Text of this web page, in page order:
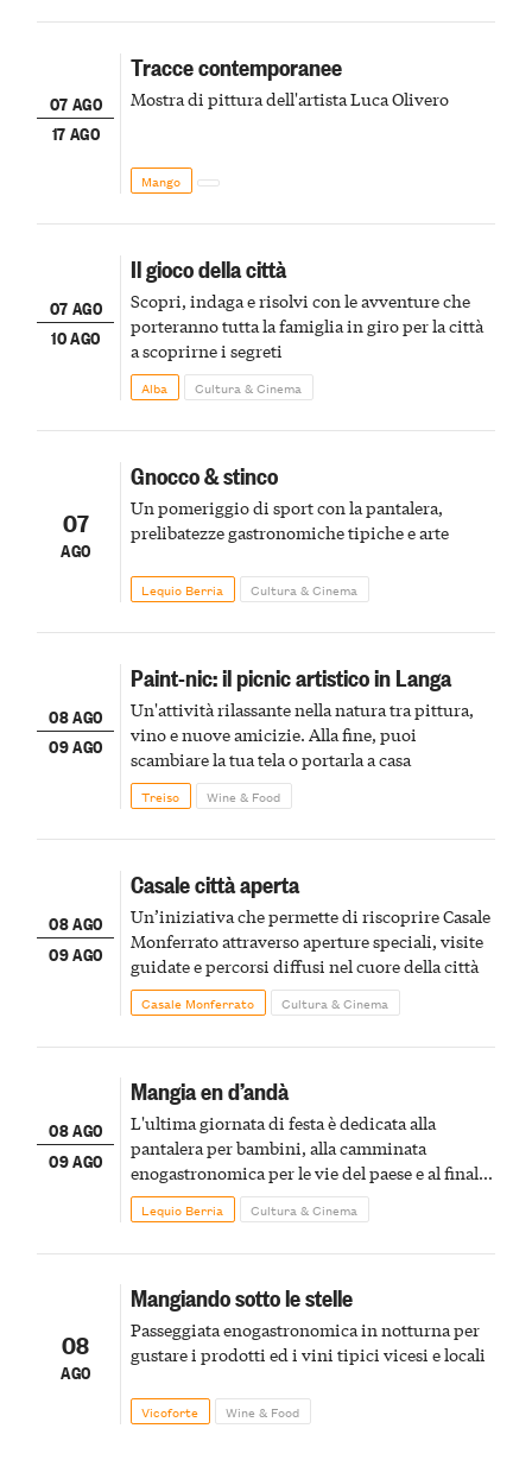
07 AGO
17 AGO
Tracce contemporanee
Mostra di pittura dell'artista Luca Olivero
Mango
07 AGO
10 AGO
Il gioco della città
Scopri, indaga e risolvi con le avventure che
porteranno tutta la famiglia in giro per la città
a scoprirne i segreti
Alba Cultura & Cinema
07
AGO
Gnocco & stinco
Un pomeriggio di sport con la pantalera,
prelibatezze gastronomiche tipiche e arte
Lequio Berria Cultura & Cinema
08 AGO
09 AGO
Paint-nic: il picnic artistico in Langa
Un'attività rilassante nella natura tra pittura,
vino e nuove amicizie. Alla fine, puoi
scambiare la tua tela o portarla a casa
Treiso Wine & Food
08 AGO
09 AGO
Casale città aperta
Un’iniziativa che permette di riscoprire Casale
Monferrato attraverso aperture speciali, visite
guidate e percorsi diffusi nel cuore della città
Casale Monferrato Cultura & Cinema
08 AGO
09 AGO
Mangia en d’andà
L'ultima giornata di festa è dedicata alla
pantalera per bambini, alla camminata
enogastronomica per le vie del paese e al finale
pirotecnico
Lequio Berria Cultura & Cinema
08
AGO
Mangiando sotto le stelle
Passeggiata enogastronomica in notturna per
gustare i prodotti ed i vini tipici vicesi e locali
Vicoforte Wine & Food